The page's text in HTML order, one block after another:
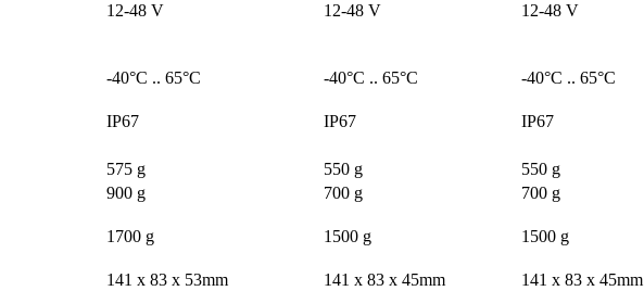
12-48 V 12-48 V 12-48 V
-40°C .. 65°C -40°C .. 65°C -40°C .. 65°C
IP67 IP67
IP67
575 g 550 g
550 g
900 g 700 g 700 g
1700 g 1500 g 1500 g
141 x 83 x 53mm 141 x 83 x 45mm
141 x 83 x 45mm